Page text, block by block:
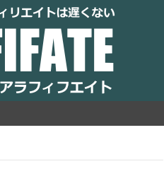
代からでもアフィリ
遅くない